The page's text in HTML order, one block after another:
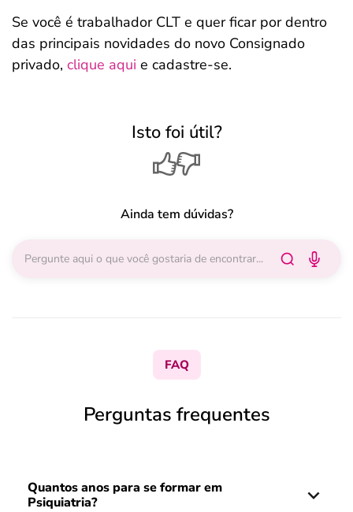
Se você é trabalhador CLT e quer ficar por dentro
das principais novidades do novo Consignado
privado, clique aqui e cadastre-se.
Isto foi útil?
Ainda tem dúvidas?
FAQ
Perguntas frequentes
Quantos anos para se formar em
Psiquiatria?